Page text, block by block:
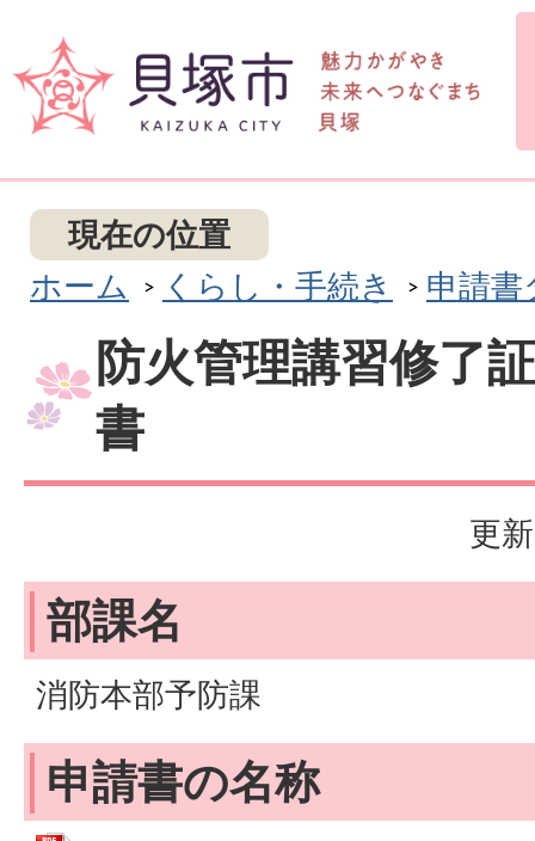
現在の位置
ホーム
くらし・手続き 申請書
防火管理講習修了
書
更
部課名
消防本部予防課
申請書の名称